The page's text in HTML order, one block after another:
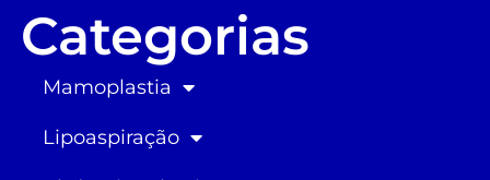
Categorias
Mamoplastia
Lipoaspiração